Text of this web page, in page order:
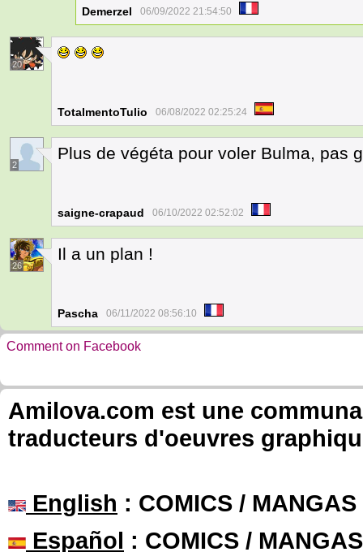
Demerzel 06/09/2022 21:54:50
20
TotalmentoTulio 06/08/2022 02:25:24
2
Plus de végéta pour voler Bulma, pas
saigne-crapaud 06/10/2022 02:52:02
26
Il a un plan !
Pascha 06/11/2022 08:56:10
Comment on Facebook
Amilova.com est une
traducteurs d'oeuvres
English : COMICS /
Español : COMICS /